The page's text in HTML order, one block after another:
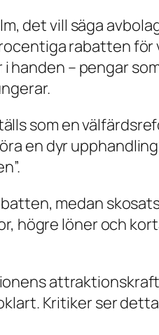
det vill säga
rabatten för
– pengar
som en
en dyr
medan
högre löner och
Kritiker ser